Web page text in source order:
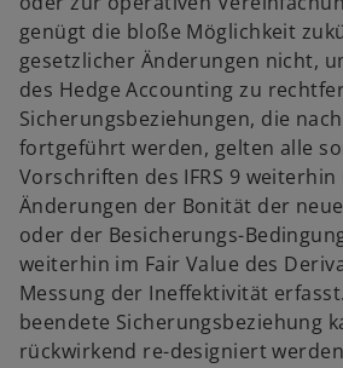
genügt die bloße Möglichkeit
gesetzlicher Änderungen nicht,
des Hedge Accounting zu
Sicherungsbeziehungen, die
fortgeführt werden, gelten alle
Vorschriften des IFRS 9
Änderungen der Bonität der
oder der Besicherungs-
weiterhin im Fair Value des
Messung der Ineffektivität
beendete Sicherungsbeziehung
rückwirkend re-designiert